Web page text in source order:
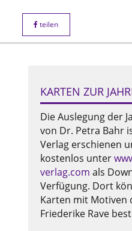
teilen
KARTEN ZUR
Die Auslegung der
von Dr. Petra Bahr
Verlag erschienen
kostenlos unter
verlag.com als
Verfügung. Dort
Karten mit Motiven
Friederike Rave